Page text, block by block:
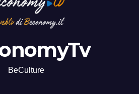
BeCulture